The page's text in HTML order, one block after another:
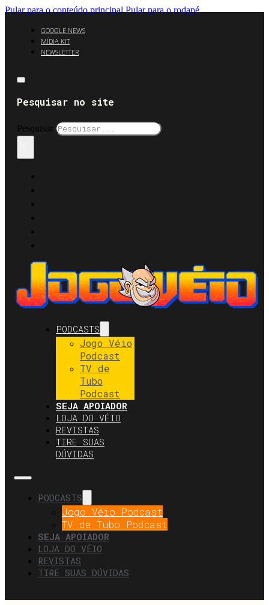
Pular para o conteúdo principal Pular para o rodapé
GOOGLE NEWS
MÍDIA KIT
NEWSLETTER
Pesquisar no site
Pesquisar
PODCASTS
Jogo Véio
Podcast
TV de
Tubo
Podcast
SEJA APOIADOR
LOJA DO VÉIO
REVISTAS
TIRE SUAS
DÚVIDAS
PODCASTS
Jogo Véio Podcast
TV de Tubo Podcast
SEJA APOIADOR
LOJA DO VÉIO
REVISTAS
TIRE SUAS DÚVIDAS